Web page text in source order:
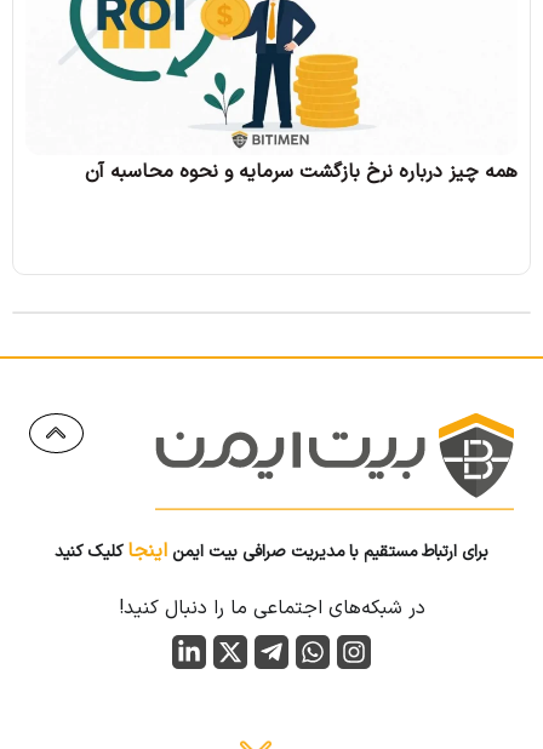
همه چیز درباره نرخ بازگشت سرمایه و نحوه محاسبه آن
برای ارتباط مستقیم با مدیریت صرافی بیت ایمن اینجاکلیک کنید
در شبکه‌های اجتماعی ما را دنبال کنید!